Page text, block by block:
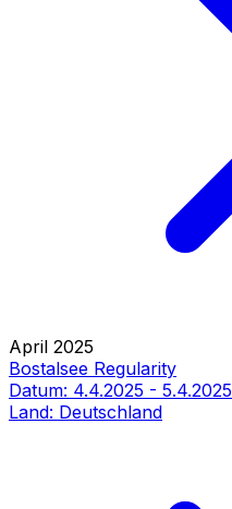
April 2025
Bostalsee Regularity
Datum: 4.4.2025 - 5.4.2025
Land: Deutschland